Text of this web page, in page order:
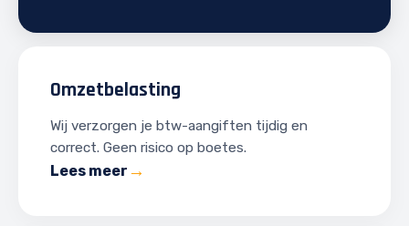
Omzetbelasting
Wij verzorgen je btw-aangiften tijdig en
correct. Geen risico op boetes.
Lees meer